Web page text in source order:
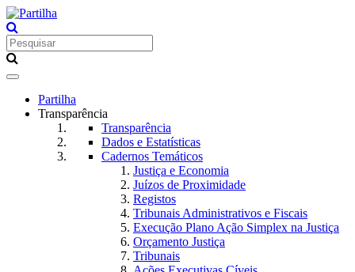
Toggle
navigationPartilha
Transparência
Transparência
Dados e Estatísticas
Cadernos Temáticos
Justiça e Economia
Juízos de Proximidade
Registos
Tribunais Administrativos e Fiscais
Execução Plano Ação Simplex na Justiça
Orçamento Justiça
Tribunais